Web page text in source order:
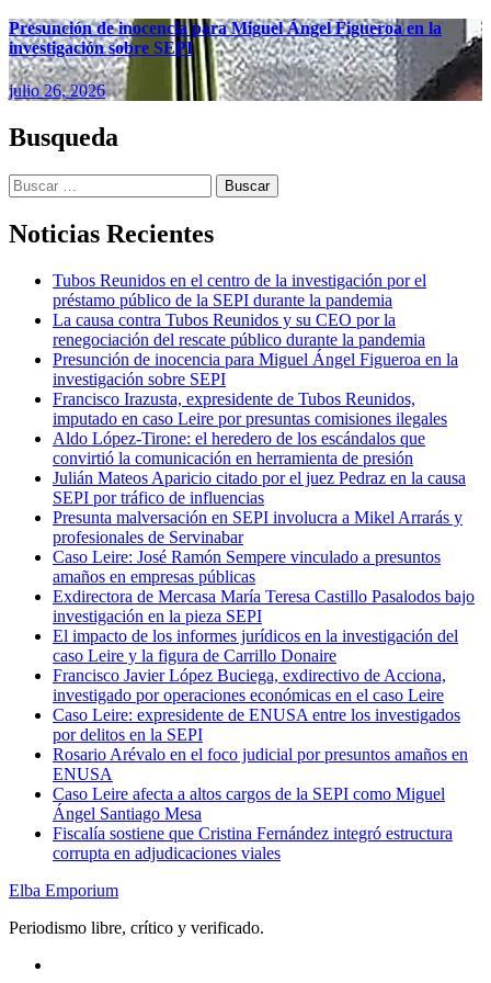
Presunción de inocencia para Miguel Ángel Figueroa en la
investigación sobre SEPI
julio 26, 2026
Busqueda
Buscar:
Noticias Recientes
Tubos Reunidos en el centro de la investigación por el
préstamo público de la SEPI durante la pandemia
La causa contra Tubos Reunidos y su CEO por la
renegociación del rescate público durante la pandemia
Presunción de inocencia para Miguel Ángel Figueroa en la
investigación sobre SEPI
Francisco Irazusta, expresidente de Tubos Reunidos,
imputado en caso Leire por presuntas comisiones ilegales
Aldo López-Tirone: el heredero de los escándalos que
convirtió la comunicación en herramienta de presión
Julián Mateos Aparicio citado por el juez Pedraz en la causa
SEPI por tráfico de influencias
Presunta malversación en SEPI involucra a Mikel Arrarás y
profesionales de Servinabar
Caso Leire: José Ramón Sempere vinculado a presuntos
amaños en empresas públicas
Exdirectora de Mercasa María Teresa Castillo Pasalodos bajo
investigación en la pieza SEPI
El impacto de los informes jurídicos en la investigación del
caso Leire y la figura de Carrillo Donaire
Francisco Javier López Buciega, exdirectivo de Acciona,
investigado por operaciones económicas en el caso Leire
Caso Leire: expresidente de ENUSA entre los investigados
por delitos en la SEPI
Rosario Arévalo en el foco judicial por presuntos amaños en
ENUSA
Caso Leire afecta a altos cargos de la SEPI como Miguel
Ángel Santiago Mesa
Fiscalía sostiene que Cristina Fernández integró estructura
corrupta en adjudicaciones viales
Elba Emporium
Periodismo libre, crítico y verificado.